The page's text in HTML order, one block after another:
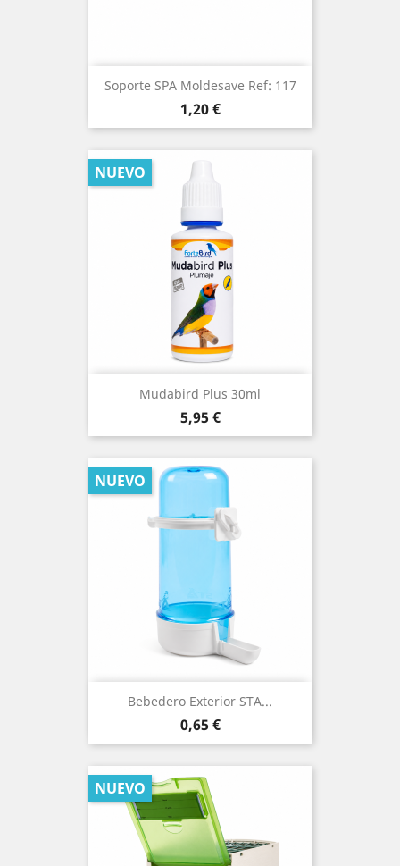
Soporte SPA Moldesave Ref: 117
Precio
1,20 €
Mudabird Plus 30ml
Precio
5,95 €
NUEVO
Bebedero Exterior STA...
Precio
0,65 €
NUEVO
NUEVO